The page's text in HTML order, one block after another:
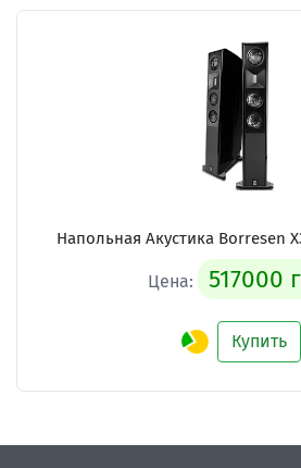
Напольная Акустика Borresen
Цена: 517000
Купить